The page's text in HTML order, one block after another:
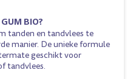
BIO?
tanden en tandvlees te
manier. De unieke formule
geschikt voor
tandvlees.